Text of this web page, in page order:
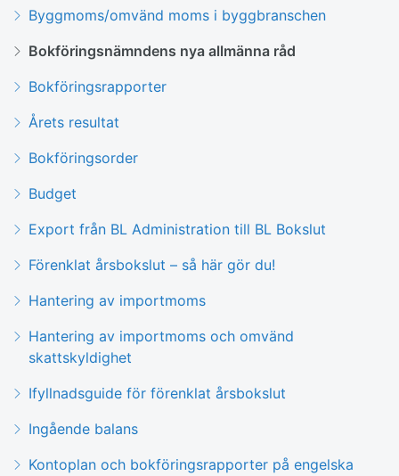
Byggmoms/omvänd moms i byggbranschen
Bokföringsnämndens nya allmänna råd
Bokföringsrapporter
Årets resultat
Bokföringsorder
Budget
Export från BL Administration till BL Bokslut
Förenklat årsbokslut – så här gör du!
Hantering av importmoms
Hantering av importmoms och omvänd
skattskyldighet
Ifyllnadsguide för förenklat årsbokslut
Ingående balans
Kontoplan och bokföringsrapporter på engelska